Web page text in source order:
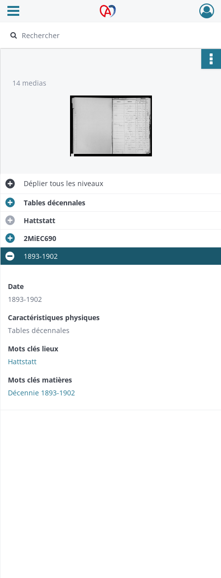
Archives Alsace - Colmar
Ouvrir le menu déroulant
14 medias
Déplier tous les niveaux
Tables décennales
Hattstatt
2MiEC690
1893-1902
Date
1893-1902
Caractéristiques physiques
Tables décennales
Mots clés lieux
Hattstatt
Mots clés matières
Décennie 1893-1902